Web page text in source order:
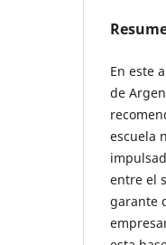
En este
de
escuela
entre el
garante